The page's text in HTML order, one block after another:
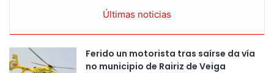
Últimas noticias
Ferido un motorista tras saírse da vía
no municipio de Rairiz de Veiga